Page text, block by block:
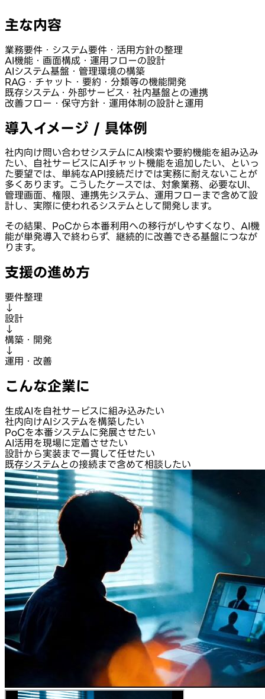
主な内容
業務要件・システム要件・活用方針の整理
AI機能・画面構成・運用フローの設計
AIシステム基盤・管理環境の構築
RAG・チャット・要約・分類等の機能開発
既存システム・外部サービス・社内基盤との連携
改善フロー・保守方針・運用体制の設計と運用
導入イメージ / 具体例
社内向け問い合わせシステムにAI検索や要約機能を組み込み
たい、自社サービスにAIチャット機能を追加したい、といっ
た要望では、単純なAPI接続だけでは実務に耐えないことが
多くあります。こうしたケースでは、対象業務、必要なUI、
管理画面、権限、連携先システム、運用フローまで含めて設
計し、実際に使われるシステムとして開発します。
その結果、PoCから本番利用への移行がしやすくなり、AI機
能が単発導入で終わらず、継続的に改善できる基盤につなが
ります。
支援の進め方
要件整理
↓
設計
↓
構築・開発
↓
運用・改善
こんな企業に
生成AIを自社サービスに組み込みたい
社内向けAIシステムを構築したい
PoCを本番システムに発展させたい
AI活用を現場に定着させたい
設計から実装まで一貫して任せたい
既存システムとの接続まで含めて相談したい